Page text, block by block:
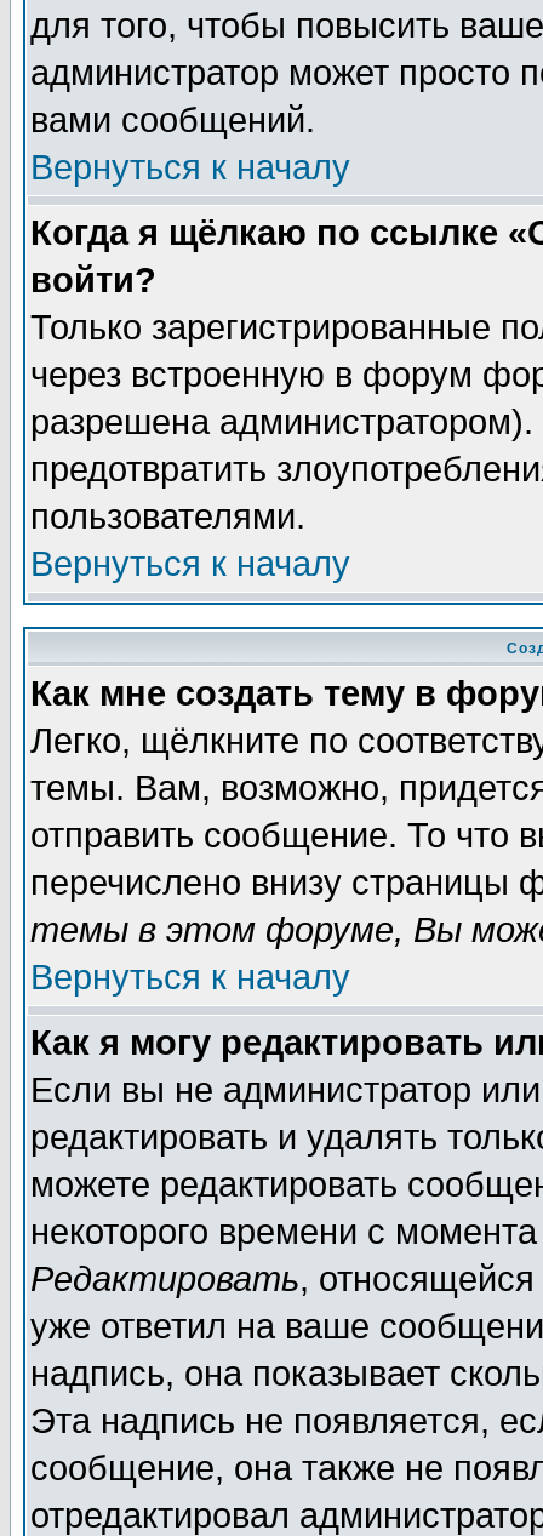
для того, чтобы повысить
администратор может просто
вами сообщений.
Вернуться к началу
Когда я щёлкаю по ссылке
войти?
Только зарегистрированные
через встроенную в форум
разрешена
предотвратить
пользователями.
Вернуться к началу
Как мне создать тему в
Легко, щёлкните по
темы. Вам, возможно,
отправить сообщение. То что
перечислено внизу страницы
темы в этом форуме, Вы
Вернуться к началу
Как я могу редактировать
Если вы не администратор
редактировать и удалять
можете редактировать
некоторого времени с
Редактировать,
уже ответил на ваше
надпись, она показывает
Эта надпись не появляется,
сообщение, она также не
отредактировал